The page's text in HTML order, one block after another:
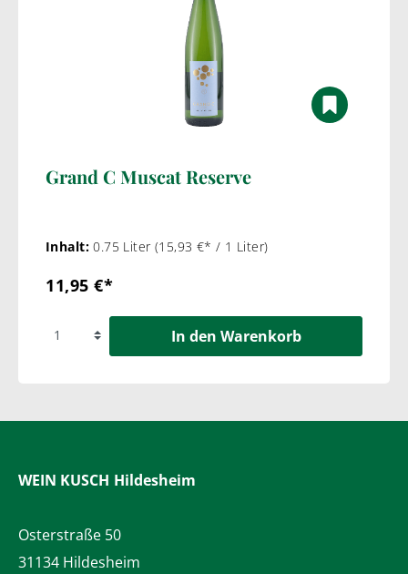
Grand C Muscat Reserve
Inhalt:0.75 Liter (15,93 €* / 1 Liter)
11,95 €*
In den Warenkorb
WEIN KUSCH Hildesheim
Osterstraße 50
31134 Hildesheim